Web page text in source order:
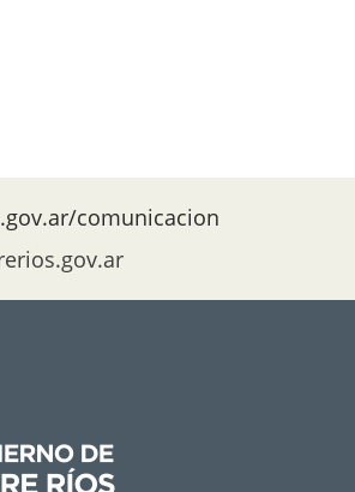
comunicacion